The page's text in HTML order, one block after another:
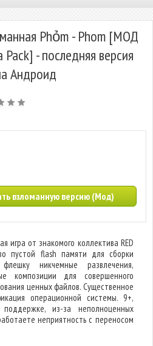
Phỏm - Phom [МОД
Pack] - последняя версия
Андроид
взломанную версию (Мод)
игра от знакомого коллектива RED
пустой flash памяти для сборки
никчемные развлечения,
композиции для совершенного
ценных файлов. Существенное
операционной системы. 9+,
из-за неполноценных
неприятность с переносом